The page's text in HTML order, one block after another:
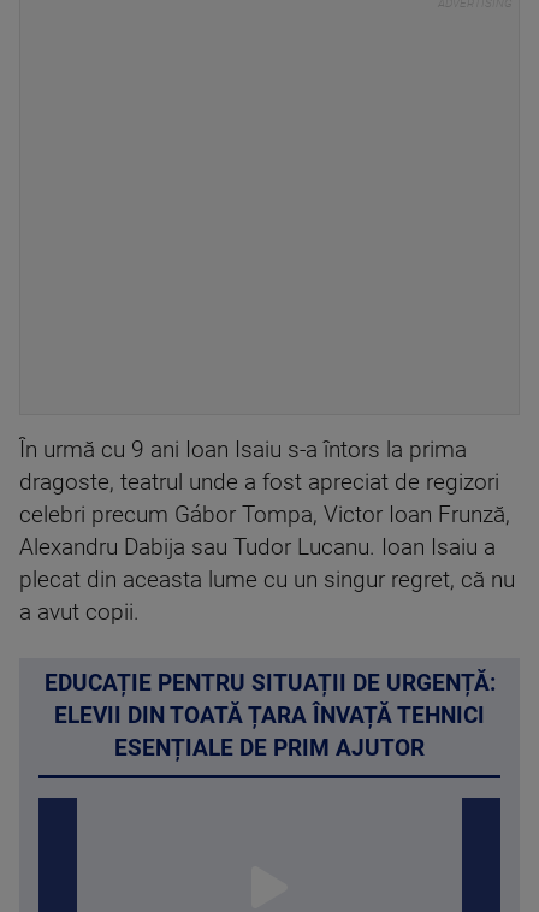
În urmă cu 9 ani Ioan Isaiu s-a întors la prima
dragoste, teatrul unde a fost apreciat de regizori
celebri precum Gábor Tompa, Victor Ioan Frunză,
Alexandru Dabija sau Tudor Lucanu. Ioan Isaiu a
plecat din aceasta lume cu un singur regret, că nu
a avut copii.
EDUCAȚIE PENTRU SITUAȚII DE URGENȚĂ:
ELEVII DIN TOATĂ ȚARA ÎNVAȚĂ TEHNICI
ESENȚIALE DE PRIM AJUTOR